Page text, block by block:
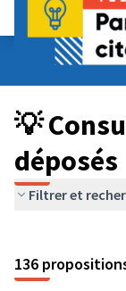
Budget
💡 Consulter les
💡
déposés
Filtrer et
136